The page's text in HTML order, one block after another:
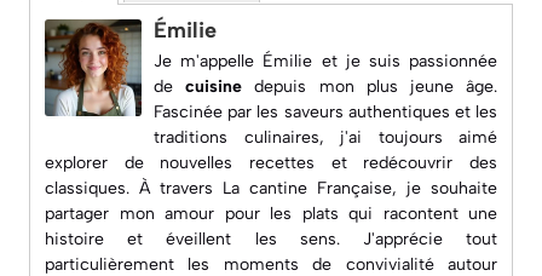
Émilie
Je m'appelle Émilie et je suis passionnée
decuisine depuis mon plus jeune âge.
Fascinée par les saveurs authentiques et les
traditions culinaires, j'ai toujours aimé
explorer de nouvelles recettes et redécouvrir des
classiques. À travers La cantine Française, je souhaite
partager mon amour pour les plats qui racontent une
histoire et éveillent les sens. J'apprécie tout
particulièrement les moments de convivialité autour